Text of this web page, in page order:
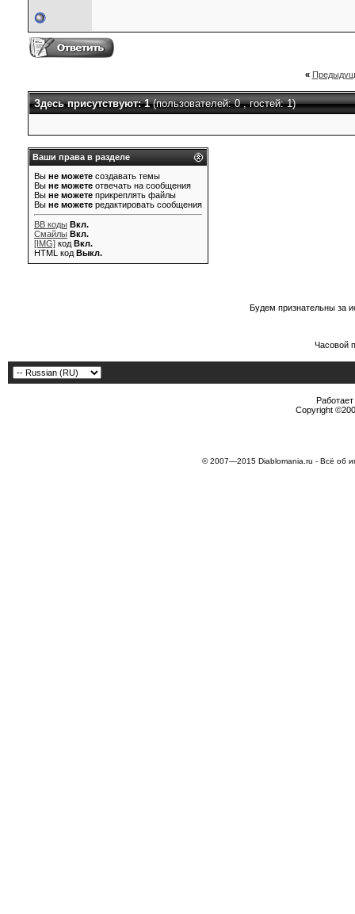
«
Здесь присутствуют: 1(пользователей: 0 , гостей: 1)
Ваши права в разделе
Вы не можете создавать темы
Вы не можете отвечать на сообщения
Вы не можете прикреплять файлы
Вы не можете редактировать сообщения
BB коды Вкл.
Смайлы Вкл.
[IMG] код Вкл.
HTML код Выкл.
Будем признательны за
Часовой
Copyright
© 2007—2015 Diablomania.ru - Всё об